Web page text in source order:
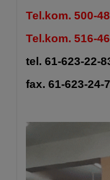
Tel.kom. 500-
Tel.kom. 516-
tel. 61-623-22-
fax. 61-623-24-